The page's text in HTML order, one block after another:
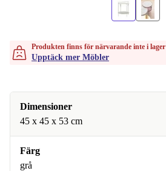
Produkten finns för närvarande inte i lager
Upptäck mer Möbler
Dimensioner
45 x 45 x 53 cm
Färg
grå